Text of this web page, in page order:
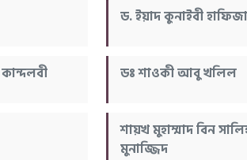
ড. ইয়াদ কুনাইবী
ডঃ শাওকী আবু খলিল
শায়খ মুহাম্মাদ বিন
মুনাজ্জিদ